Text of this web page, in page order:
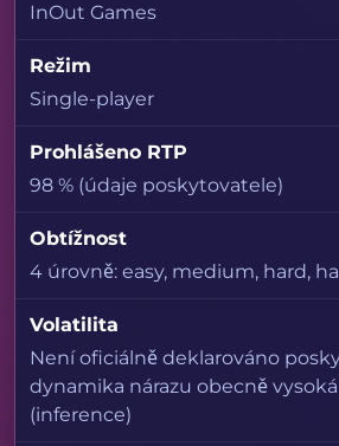
InOut Games
Režim
Single-player
Prohlášeno RTP
98 % (údaje poskytovatele)
Obtížnost
4 úrovně: easy, medium, hard,
Volatilita
Není oficiálně deklarováno
dynamika nárazu obecně
(inference)